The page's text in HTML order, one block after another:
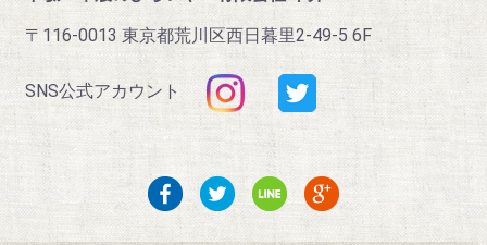
〒116-0013 東京都荒川区西日暮里2-49-5 6F
SNS公式アカウント